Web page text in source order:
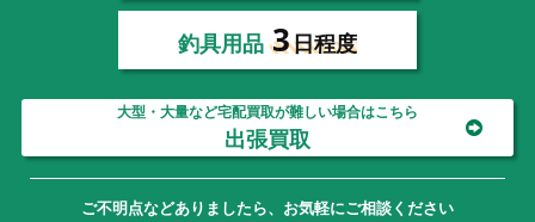
釣具用品 3日程度
大型・大量など宅配買取が難しい場合はこちら
出張買取
ご不明点などありましたら、お気軽にご相談ください